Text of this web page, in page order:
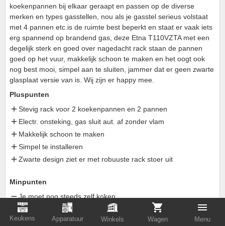
Keukens Apparatuur Winkels Wagen Menu
koekenpannen bij elkaar geraapt en passen op de diverse
merken en types gasstellen, nou als je gasstel serieus volstaat
met 4 pannen etc.is de ruimte best beperkt en staat er vaak iets
erg spannend op brandend gas, deze Etna T110VZTA met een
degelijk sterk en goed over nagedacht rack staan de pannen
goed op het vuur, makkelijk schoon te maken en het oogt ook
nog best mooi, simpel aan te sluiten, jammer dat er geen zwarte
glasplaat versie van is. Wij zijn er happy mee.
Pluspunten
Stevig rack voor 2 koekenpannen en 2 pannen
Electr. onsteking, gas sluit aut. af zonder vlam
Makkelijk schoon te maken
Simpel te installeren
Zwarte design ziet er met robuuste rack stoer uit
Minpunten
Je moet nog steeds zelf koken.
j**********@u********* op 15-02-2022